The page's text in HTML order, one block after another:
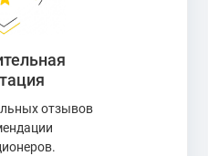
отзывов